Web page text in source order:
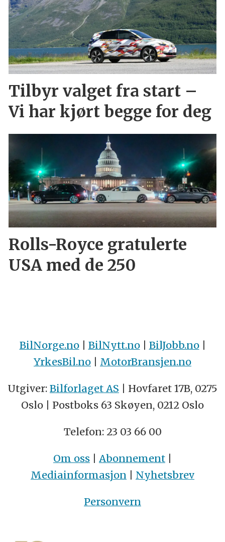
Tilbyr valget fra start –
Vi har kjørt begge for deg
Rolls-Royce gratulerte
USA med de 250
BilNorge.no| BilNytt.no| BilJobb.no|
YrkesBil.no | MotorBransjen.no
Utgiver: Bilforlaget AS | Hovfaret 17B, 0275
Oslo | Postboks 63 Skøyen, 0212 Oslo
Telefon: 23 03 66 00
Om oss | Abonnement |
Mediainformasjon | Nyhetsbrev
Personvern